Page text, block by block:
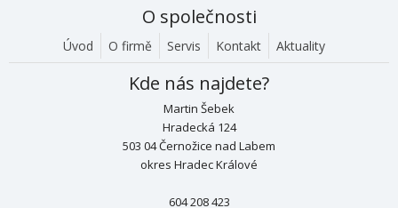
O společnosti
Úvod O firmě Servis Kontakt Aktuality
Kde nás najdete?
Martin Šebek
Hradecká 124
503 04 Černožice nad Labem
okres Hradec Králové
604 208 423